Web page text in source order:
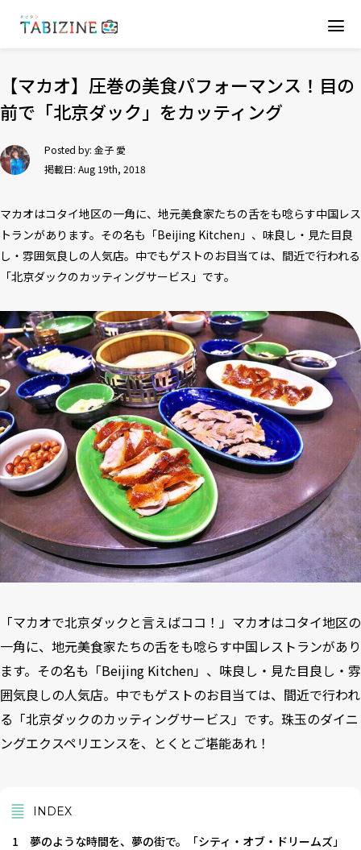
【マカオ】圧巻の美食パフォーマンス！目の
前で「北京ダック」をカッティング
Posted by: 金子 愛
掲載日: Aug 19th, 2018
マカオはコタイ地区の一角に、地元美食家たちの舌をも唸らす中国レス
トランがあります。その名も「Beijing Kitchen」、味良し・見た目良
し・雰囲気良しの人気店。中でもゲストのお目当ては、間近で行われる
「北京ダックのカッティングサービス」です。
「マカオで北京ダックと言えばココ！」マカオはコタイ地区の
一角に、地元美食家たちの舌をも唸らす中国レストランがあり
ます。その名も「Beijing Kitchen」、味良し・見た目良し・雰
囲気良しの人気店。中でもゲストのお目当ては、間近で行われ
る「北京ダックのカッティングサービス」です。珠玉のダイニ
ングエクスペリエンスを、とくとご堪能あれ！
INDEX
1
夢のような時間を、夢の街で。「シティ・オブ・ドリームズ」